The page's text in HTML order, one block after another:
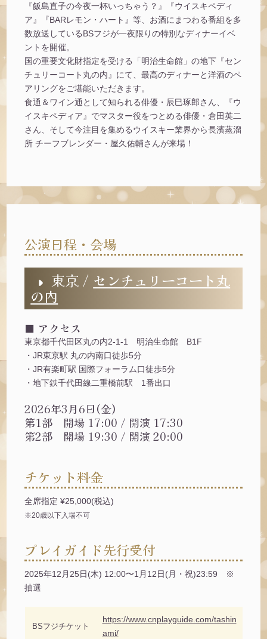
『飯島直子の今夜一杯いっちゃう？』『ウイスキペディ
ア』『BARレモン・ハート』等、お酒にまつわる番組を多
数放送しているBSフジが一夜限りの特別なディナーイベ
ントを開催。
国の重要文化財指定を受ける「明治生命館」の地下『セン
チュリーコート丸の内』にて、最高のディナーと洋酒のペ
アリングをご堪能いただきます。
食通＆ワイン通として知られる俳優・辰巳琢郎さん、『ウ
イスキペディア』でマスター役をつとめる俳優・倉田英二
さん、そして今注目を集めるウイスキー業界から長濱蒸溜
所 チーフブレンダー・屋久佑輔さんが来場！
公演日程・会場
東京 / センチュリーコート丸
の内
■ アクセス
東京都千代田区丸の内2-1-1 明治生命館 B1F
・JR東京駅 丸の内南口徒歩5分
・JR有楽町駅 国際フォーラム口徒歩5分
・地下鉄千代田線二重橋前駅 1番出口
2026年3月6日(金)
第1部 開場 17:00 / 開演 17:30
第2部 開場 19:30 / 開演 20:00
チケット料金
全席指定 ¥25,000(税込)
※20歳以下入場不可
プレイガイド先行受付
2025年12月25日(木) 12:00〜1月12日(月・祝)23:59 ※
抽選
BSフジチケット
https://www.cnplayguide.com/tashin
ami/